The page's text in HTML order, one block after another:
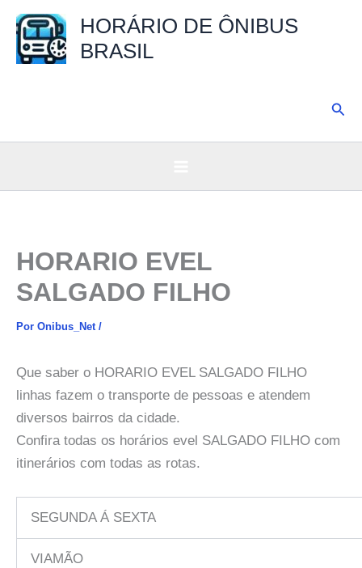
para
HORÁRIO DE ÔNIBUS
BRASIL
HORARIO EVEL
SALGADO FILHO
Por Onibus_Net /
Que saber o HORARIO EVEL SALGADO FILHO
linhas fazem o transporte de pessoas e atendem
diversos bairros da cidade.
Confira todas os horários evel SALGADO FILHO com
itinerários com todas as rotas.
SEGUNDA Á SEXTA
VIAMÃO